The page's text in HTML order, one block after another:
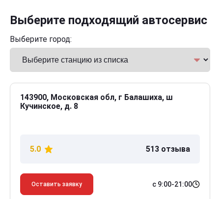
Выберите подходящий автосервис
Выберите город:
143900, Московская обл, г Балашиха, ш
Кучинское, д. 8
5.0 513 отзыва
Оставить заявку с 9:00-21:00